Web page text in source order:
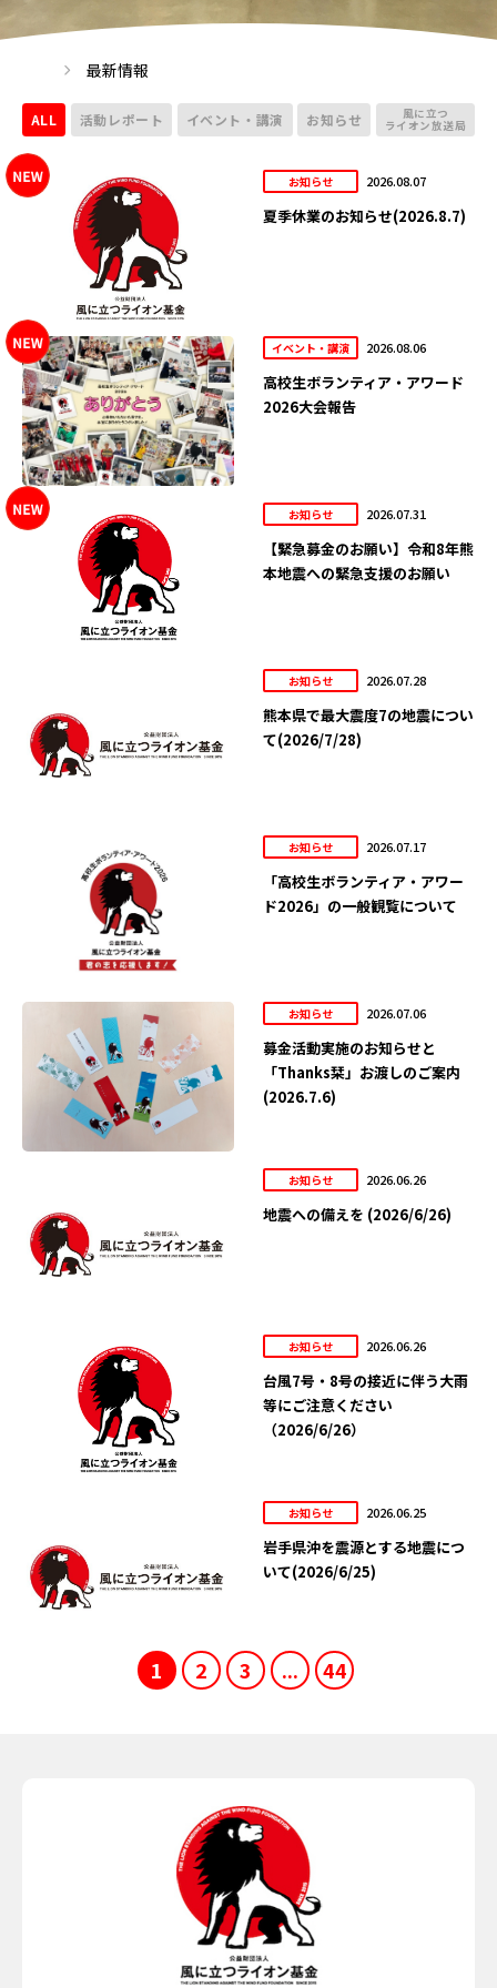
最新情報
ALL 活動レポート イベント・講演 お知らせ 風に立つ
ライオン放送局
お知らせ 2026.08.07
夏季休業のお知らせ(2026.8.7)
イベント・講演 2026.08.06
高校生ボランティア・アワード
2026大会報告
お知らせ 2026.07.31
【緊急募金のお願い】令和8年熊
本地震への緊急支援のお願い
お知らせ 2026.07.28
熊本県で最大震度7の地震につい
て(2026/7/28)
お知らせ 2026.07.17
「高校生ボランティア・アワー
ド2026」の一般観覧について
お知らせ 2026.07.06
募金活動実施のお知らせと
「Thanks栞」お渡しのご案内
(2026.7.6)
お知らせ 2026.06.26
地震への備えを (2026/6/26)
お知らせ 2026.06.26
台風7号・8号の接近に伴う大雨
等にご注意ください
（2026/6/26）
お知らせ 2026.06.25
岩手県沖を震源とする地震につ
いて(2026/6/25)
1 2 3 ... 44